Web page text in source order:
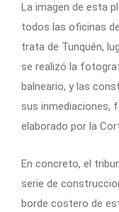
La imagen de esta
todos las oficinas
trata de Tunquén,
se realizó la
balneario, y las
sus inmediaciones,
elaborado por la
En concreto, el
serie de
borde costero de